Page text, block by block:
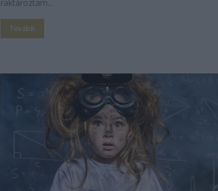
raktároztam...
Tovább